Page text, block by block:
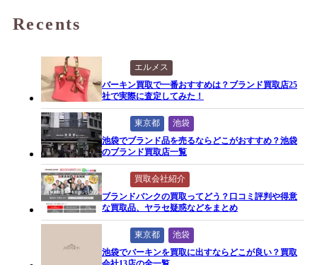
Recents
エルメス
バーキン買取で一番おすすめは？ブランド買取店25
社で実際に査定してみた！
東京都
池袋
池袋でブランド品を売るならどこがおすすめ？池袋
のブランド買取店一覧
買取会社紹介
ブランドバンクの買取ってどう？口コミ評判や得意
な買取品、ヤラセ疑惑などをまとめ
東京都
池袋
池袋でバーキンを買取に出すならどこが良い？買取